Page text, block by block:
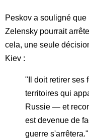
Peskov a souligné
Zelensky pourrait
cela, une seule
Kiev :
"Il doit retirer ses
territoires qui
Russie — et
est devenue de
guerre s'arrêtera."